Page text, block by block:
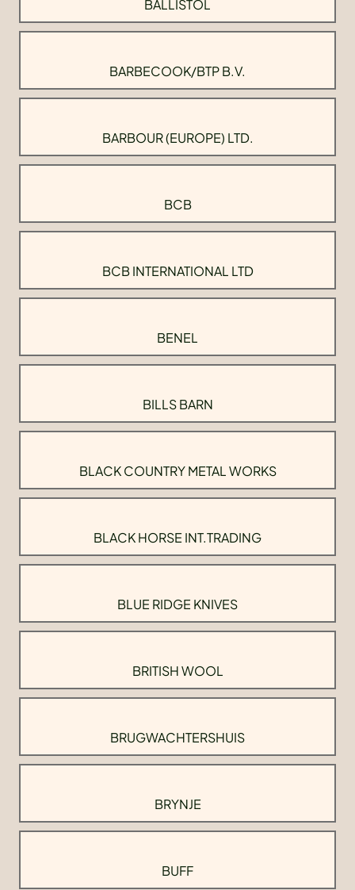
BALLISTOL
BARBECOOK/BTP B.V.
BARBOUR (EUROPE) LTD.
BCB
BCB INTERNATIONAL LTD
BENEL
BILLS BARN
BLACK COUNTRY METAL WORKS
BLACK HORSE INT.TRADING
BLUE RIDGE KNIVES
BRITISH WOOL
BRUGWACHTERSHUIS
BRYNJE
BUFF